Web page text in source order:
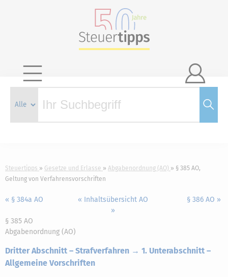

Steuertipps Gesetze und Erlasse Abgabenordnung (AO)
§ 385 AO,
Geltung von Verfahrensvorschriften
« § 384a AO
« Inhaltsübersicht AO
»
§ 386 AO »
§ 385 AO
Abgabenordnung (AO)
Dritter Abschnitt – Strafverfahren → 1. Unterabschnitt –
Allgemeine Vorschriften